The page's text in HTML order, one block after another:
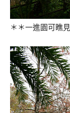
＊＊一進園可瞧